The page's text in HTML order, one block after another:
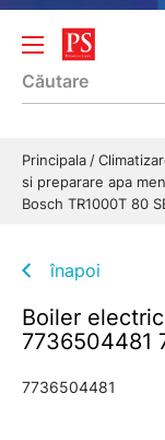
Principala
si preparare apa
Bosch TR1000T 80
înapoi
Boiler
7736504481
7736504481